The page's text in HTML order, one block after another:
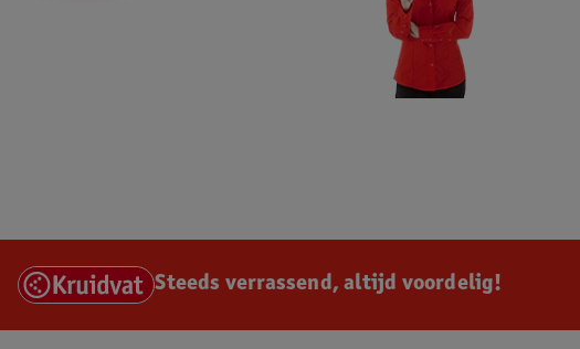
Steeds verrassend, altijd voordelig!